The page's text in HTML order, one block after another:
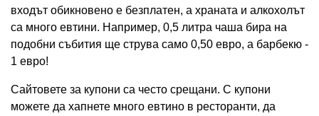
входът обикновено е безплатен, а храната и алкохолът
са много евтини. Например, 0,5 литра чаша бира на
подобни събития ще струва само 0,50 евро, а барбекю -
1 евро!
Сайтовете за купони са често срещани. С купони
можете да хапнете много евтино в ресторанти, да